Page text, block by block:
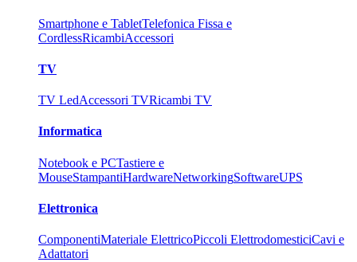
Smartphone e TabletTelefonica Fissa e
CordlessRicambiAccessori
TV
TV LedAccessori TVRicambi TV
Informatica
Notebook e PCTastiere e
MouseStampantiHardwareNetworkingSoftwareUPS
Elettronica
ComponentiMateriale ElettricoPiccoli ElettrodomesticiCavi e
Adattatori